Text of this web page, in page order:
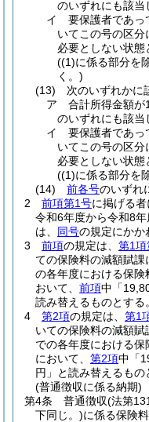
のいずれにも該当
イ
要保護者であっ
いてこの号の区
必要としない状態
((1)に係る部分を
く。)
(13)
次のいずれか
ア
合計所得金額が
のいずれにも該当
イ
要保護者であっ
いてこの号の区
必要としない状態
((1)に係る部分を
(14)
前各号のいずれ
2
前項第1号に掲げる
令和6年度から令和8
は、 同号の規定にかか
3
前項の規定は、 第1
ての保険料の減額賦
の各年度における保険
おいて、 前項中「
読み替えるものとする。
4
第2項の規定は、 第1
いての保険料の減額
での各年度における保
において、 第2項中「
円」と読み替えるもの
(普通徴収に係る納期)
第4条
普通徴収(法第
下同じ。)に係る保険